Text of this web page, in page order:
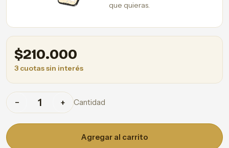
que quieras.
$210.000
3 cuotas sin interés
− + Cantidad
Agregar al carrito